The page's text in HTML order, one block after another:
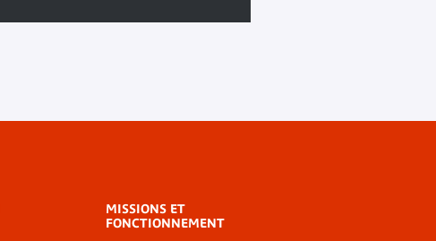
MISSIONS ET
FONCTIONNEMENT